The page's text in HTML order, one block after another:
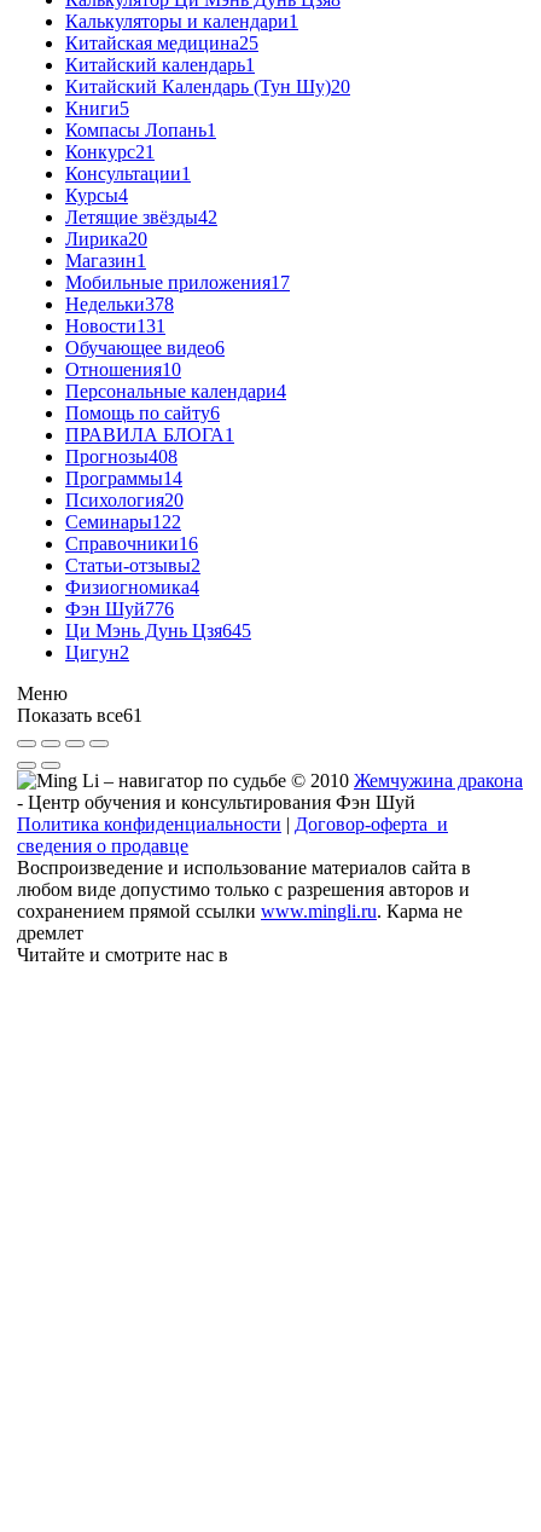
Калькуляторы и календари1
Китайская медицина25
Китайский календарь1
Китайский Календарь (Тун Шу)20
Книги5
Компасы Лопань1
Конкурс21
Консультации1
Курсы4
Летящие звёзды42
Лирика20
Магазин1
Мобильные приложения17
Недельки378
Новости131
Обучающее видео6
Отношения10
Персональные календари4
Помощь по сайту6
ПРАВИЛА БЛОГА1
Прогнозы408
Программы14
Психология20
Семинары122
Справочники16
Статьи-отзывы2
Физиогномика4
Фэн Шуй776
Ци Мэнь Дунь Цзя645
Цигун2
Меню
Показать все61
© 2010 Жемчужина дракона
- Центр обучения и консультирования Фэн Шуй
Политика конфиденциальности | Договор-оферта и
сведения о продавце
Воспроизведение и использование материалов сайта в
любом виде допустимо только с разрешения авторов и
сохранением прямой ссылки www.mingli.ru. Карма не
дремлет
Читайте и смотрите нас в